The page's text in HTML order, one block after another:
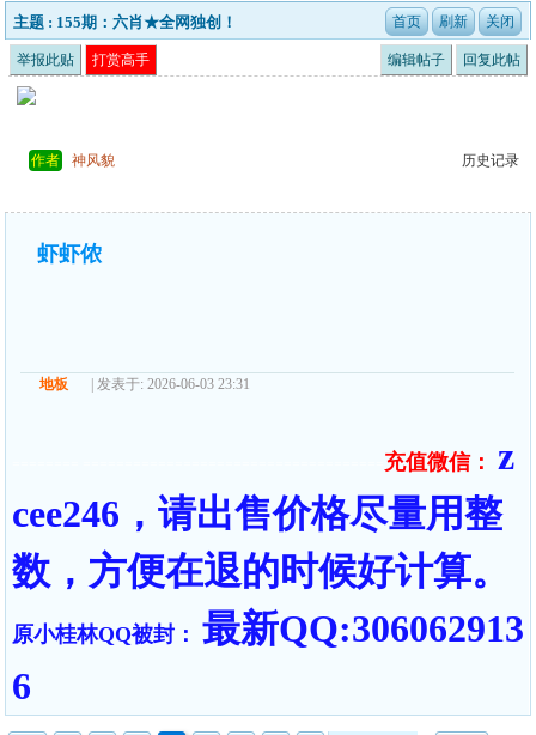
主题 : 155期：六肖★全网独创！
举报此贴 打赏高手 编辑帖子 回复此帖
作者 神风貌 历史记录
虾虾侬
地板 | 发表于: 2026-06-03 23:31
充值微信：
z
cee246，请出售价格尽量用整
数，方便在退的时候好计算。
原小桂林QQ被封： 最新QQ:306062913
6